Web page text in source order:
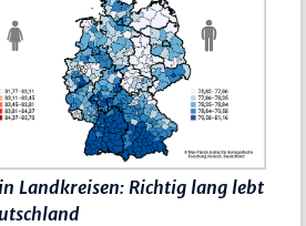
Landkreisen: Richtig lang lebt